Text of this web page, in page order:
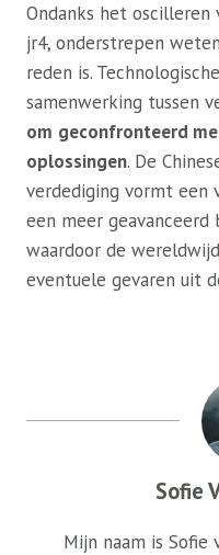
Ondanks het oscilleren
jr4, onderstrepen
reden is.
samenwerking tussen
om geconfronteerd
oplossingen. De
verdediging vormt een
een meer geavanceerd
waardoor de
eventuele gevaren uit
Sofie
Mijn naam is Sofie